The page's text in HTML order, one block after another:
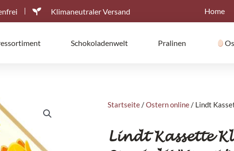
Klimaneutraler Versand Home
Schokoladenwelt Pralinen
Startseite/Ostern online/ Lindt
Lindt Kassette